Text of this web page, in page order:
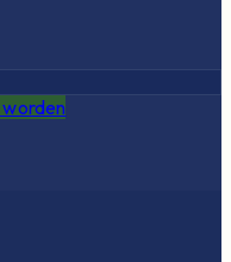
worden